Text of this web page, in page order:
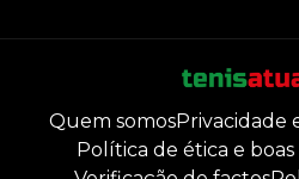
Quem somosPrivacidade
Política de ética e